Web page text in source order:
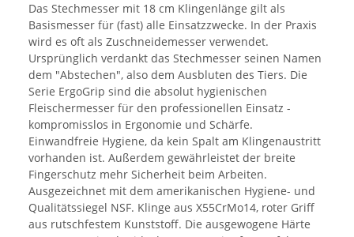
Das Stechmesser mit 18 cm Klingenlänge gilt als
Basismesser für (fast) alle Einsatzzwecke. In der Praxis
wird es oft als Zuschneidemesser verwendet.
Ursprünglich verdankt das Stechmesser seinen Namen
dem "Abstechen", also dem Ausbluten des Tiers. Die
Serie ErgoGrip sind die absolut hygienischen
Fleischermesser für den professionellen Einsatz -
kompromisslos in Ergonomie und Schärfe.
Einwandfreie Hygiene, da kein Spalt am Klingenaustritt
vorhanden ist. Außerdem gewährleistet der breite
Fingerschutz mehr Sicherheit beim Arbeiten.
Ausgezeichnet mit dem amerikanischen Hygiene- und
Qualitätssiegel NSF. Klinge aus X55CrMo14, roter Griff
aus rutschfestem Kunststoff. Die ausgewogene Härte